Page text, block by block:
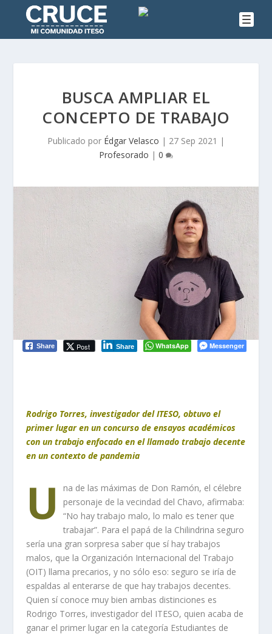
BUSCA AMPLIAR EL
CONCEPTO DE TRABAJO
Publicado por Édgar Velasco | 27 Sep 2021 |
Profesorado | 0
Share Post Share WhatsApp Messenger
Rodrigo Torres, investigador del ITESO, obtuvo el
primer lugar en un concurso de ensayos académicos
con un trabajo enfocado en el llamado trabajo decente
en un contexto de pandemia
U
na de las máximas de Don Ramón, el célebre
personaje de la vecindad del Chavo, afirmaba:
“No hay trabajo malo, lo malo es tener que
trabajar”. Para el papá de la Chilindrina seguro
sería una gran sorpresa saber que sí hay trabajos
malos, que la Organización Internacional del Trabajo
(OIT) llama precarios, y no sólo eso: seguro se iría de
espaldas al enterarse de que hay trabajos decentes.
Quien sí conoce muy bien ambas distinciones es
Rodrigo Torres, investigador del ITESO, quien acaba de
ganar el primer lugar en la categoría Estudiantes de